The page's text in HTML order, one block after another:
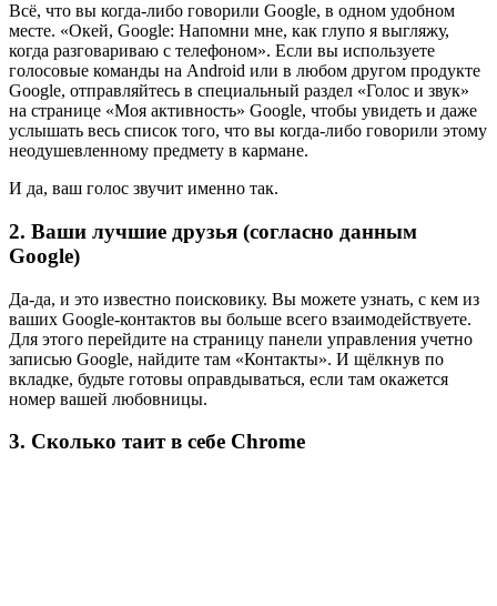
Всё, что вы когда-либо говорили Google, в одном удобном
месте. «Окей, Google: Напомни мне, как глупо я выгляжу,
когда разговариваю с телефоном». Если вы используете
голосовые команды на Android или в любом другом продукте
Google, отправляйтесь в специальный раздел «Голос и звук»
на странице «Моя активность» Google, чтобы увидеть и даже
услышать весь список того, что вы когда-либо говорили этому
неодушевленному предмету в кармане.
И да, ваш голос звучит именно так.
2. Ваши лучшие друзья (согласно данным
Google)
Да-да, и это известно поисковику. Вы можете узнать, с кем из
ваших Google-контактов вы больше всего взаимодействуете.
Для этого перейдите на страницу панели управления учетно
записью Google, найдите там «Контакты». И щёлкнув по
вкладке, будьте готовы оправдываться, если там окажется
номер вашей любовницы.
3. Сколько таит в себе Chrome